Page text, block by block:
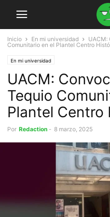
Inicio En mi universidad
UACM:
Comunitario en el Plantel Centro
En mi universidad
UACM:
Tequio
Plantel Centro
Por Redaction - 8 marzo, 2025